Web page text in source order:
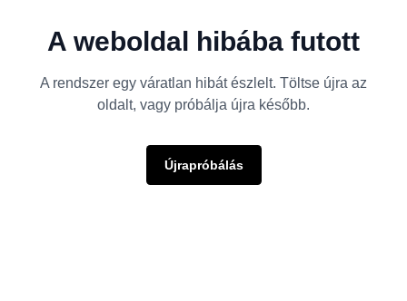
A weboldal hibába futott
A rendszer egy váratlan hibát észlelt. Töltse újra az
oldalt, vagy próbálja újra később.
Újrapróbálás